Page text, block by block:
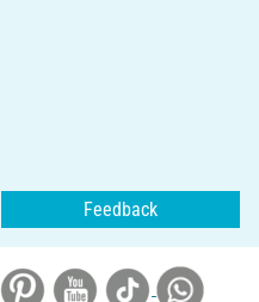
Feedback